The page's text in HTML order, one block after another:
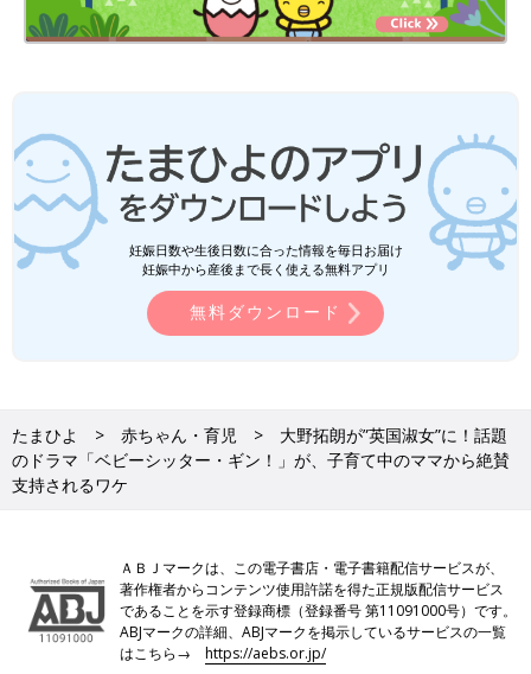
妊娠日数や生後日数に合った情報を毎日お届け
妊娠中から産後まで長く使える無料アプリ
無料ダウンロード
たまひよ 赤ちゃん・育児
大野拓朗が”英国淑女”に！話題
のドラマ「ベビーシッター・ギン！」が、子育て中のママから絶賛
支持されるワケ
ＡＢＪマークは、この電子書店・電子書籍配信サービスが、
著作権者からコンテンツ使用許諾を得た正規版配信サービス
であることを示す登録商標（登録番号 第11091000号）です。
ABJマークの詳細、ABJマークを掲示しているサービスの一覧
はこちら→https://aebs.or.jp/